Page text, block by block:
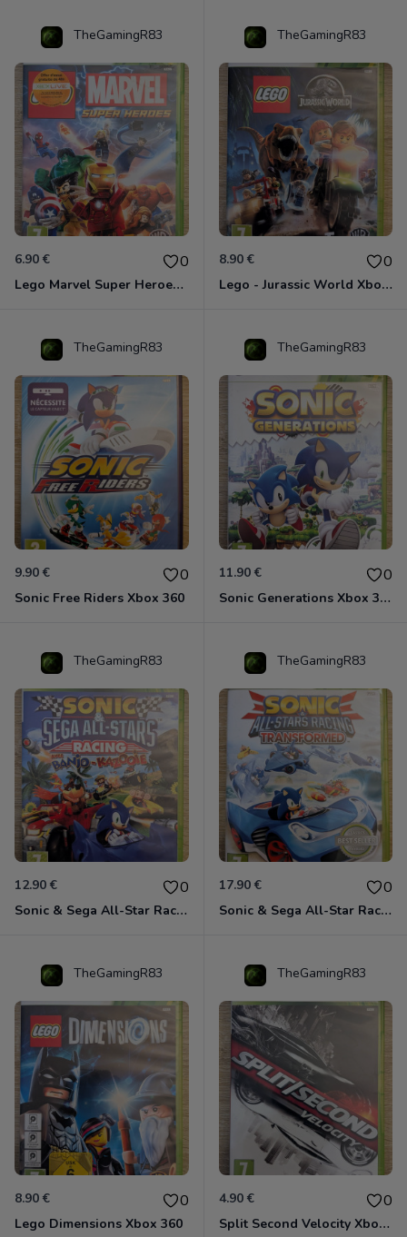
TheGamingR83
6.90 € 0
Lego Marvel Super Heroes Xbox 360
TheGamingR83
8.90 € 0
Lego - Jurassic World Xbox 360
TheGamingR83
9.90 € 0
Sonic Free Riders Xbox 360
TheGamingR83
11.90 € 0
Sonic Generations Xbox 360
TheGamingR83
12.90 € 0
Sonic & Sega All-Star Racing avec Banjo-Kazooie Xbox 360
TheGamingR83
17.90 € 0
Sonic & Sega All-Star Racing - Transformed Xbox 360
TheGamingR83
8.90 € 0
Lego Dimensions Xbox 360
TheGamingR83
4.90 € 0
Split Second Velocity Xbox 360